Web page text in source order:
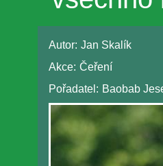
Autor: Jan Skalík
Akce: Čeření
Pořadatel: Baobab